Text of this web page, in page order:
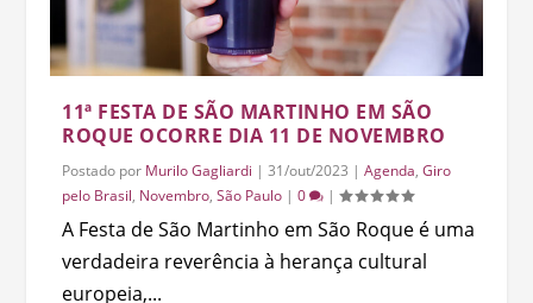
11ª FESTA DE SÃO MARTINHO EM SÃO
ROQUE OCORRE DIA 11 DE NOVEMBRO
Postado por Murilo Gagliardi |31/out/2023 |Agenda,Giro
pelo Brasil, Novembro,São Paulo |0 |
A Festa de São Martinho em São Roque é uma
verdadeira reverência à herança cultural
europeia,...